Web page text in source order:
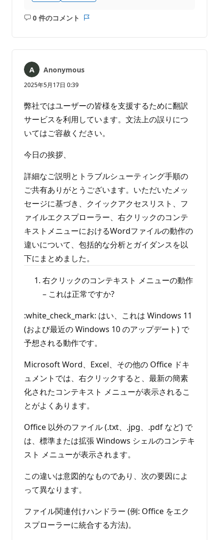
0 件のコメント
コ
ト
あ
り
せ
ト
Anonymous
2025年5月17日 0:39
弊社ではユーザーの皆様を支援するために翻訳
サービスを利用しています。文法上の誤りにつ
いてはご容赦ください。
今日の挨拶、
詳細なご説明とトラブルシューティング手順の
ご共有ありがとうございます。いただいたメッ
セージに基づき、クイックアクセスリスト、フ
ァイルエクスプローラー、右クリックのコンテ
キストメニューにおけるWordファイルの動作の
違いについて、包括的な分析とガイダンスを以
下にまとめました。
右クリックのコンテキスト メニューの動作
– これは正常ですか?
:white_check_mark: はい、これは Windows 11
(および最近の Windows 10 のアップデート) で
予想される動作です。
Microsoft Word、Excel、その他の Office ドキ
ュメントでは、右クリックすると、最新の簡素
化されたコンテキスト メニューが表示されるこ
とがよくあります。
Office 以外のファイル (.txt、.jpg、.pdf など) で
は、標準または拡張 Windows シェルのコンテキ
スト メニューが表示されます。
この違いは意図的なものであり、次の要因によ
って異なります。
ファイル関連付けハンドラー (例: Office をエク
スプローラーに統合する方法)。